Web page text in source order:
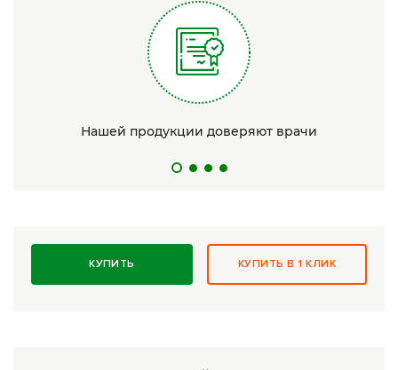
Нашей продукции доверяют врачи
КУПИТЬ КУПИТЬ В 1 КЛИК